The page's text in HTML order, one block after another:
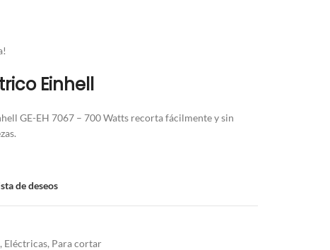
Einhell
GE-EH 7067 – 700 Watts recorta fácilmente y sin
de deseos
, Eléctricas, Para cortar